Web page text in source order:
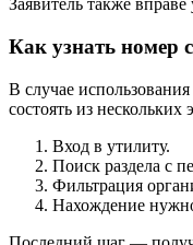
наименования
номера р/с и
Как узнать номер
В случае
состоять из нескольких